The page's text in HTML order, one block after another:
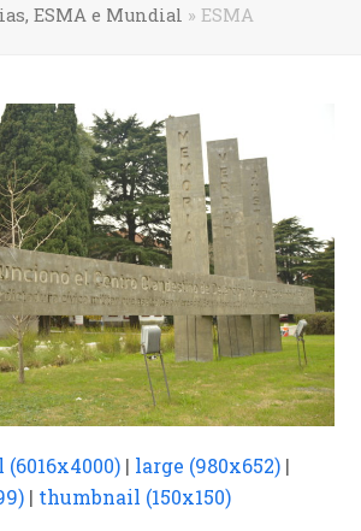
ESMA e Mundial »ESMA
| large (980x652) |
| thumbnail (150x150)